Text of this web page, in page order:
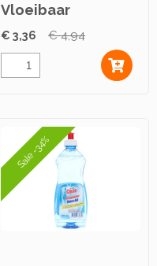
Vloeibaar
Wasmiddel Color
1,5L
€ 3,36 € 4,94
Sale -34%